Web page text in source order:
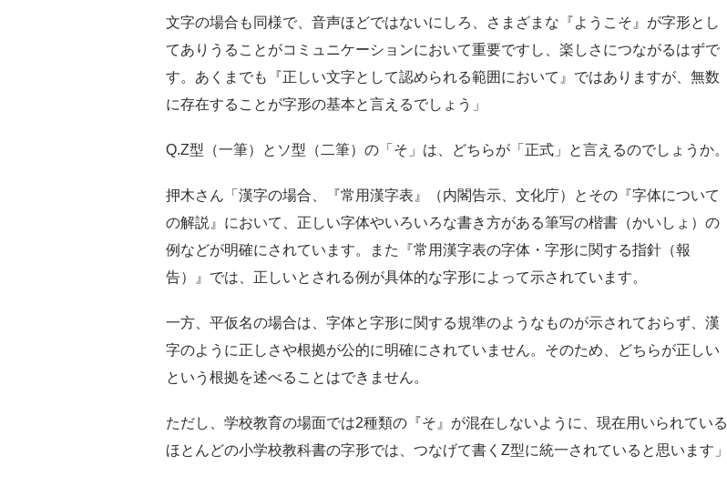
文字の場合も同様で、音声ほどではないにしろ、さまざまな『ようこそ』が字形とし
てありうることがコミュニケーションにおいて重要ですし、楽しさにつながるはずで
す。あくまでも『正しい文字として認められる範囲において』ではありますが、無数
に存在することが字形の基本と言えるでしょう」
Q.Z型（一筆）とソ型（二筆）の「そ」は、どちらが「正式」と言えるのでしょうか。
押木さん「漢字の場合、『常用漢字表』（内閣告示、文化庁）とその『字体について
の解説』において、正しい字体やいろいろな書き方がある筆写の楷書（かいしょ）の
例などが明確にされています。また『常用漢字表の字体・字形に関する指針（報
告）』では、正しいとされる例が具体的な字形によって示されています。
一方、平仮名の場合は、字体と字形に関する規準のようなものが示されておらず、漢
字のように正しさや根拠が公的に明確にされていません。そのため、どちらが正しい
という根拠を述べることはできません。
ただし、学校教育の場面では2種類の『そ』が混在しないように、現在用いられている
ほとんどの小学校教科書の字形では、つなげて書くZ型に統一されていると思います」